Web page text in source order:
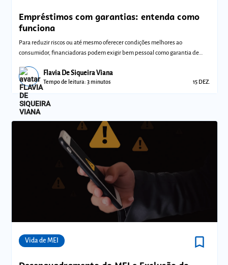
Empréstimos com garantias: entenda como
funciona
Para reduzir riscos ou até mesmo oferecer condições melhores ao
consumidor, financiadoras podem exigir bem pessoal como garantia de
Flavia De Siqueira Viana
Tempo de leitura: 3 minutos 15 DEZ.
Vida de MEI bookmark_border